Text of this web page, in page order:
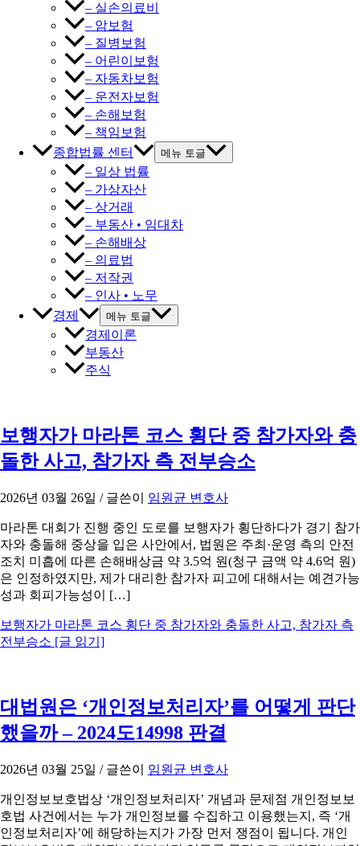
– 실손의료비
– 암보험
– 질병보험
– 어린이보험
– 자동차보험
– 운전자보험
– 손해보험
– 책임보험
종합법률 센터
메뉴 토글
– 일상 법률
– 가상자산
– 상거래
– 부동산 • 임대차
– 손해배상
– 의료법
– 저작권
– 인사 • 노무
경제
메뉴 토글
경제이론
부동산
주식
보행자가 마라톤 코스 횡단 중 참가자와 충
돌한 사고, 참가자 측 전부승소
2026년 03월 26일 / 글쓴이 임원균 변호사
마라톤 대회가 진행 중인 도로를 보행자가 횡단하다가 경기 참가
자와 충돌해 중상을 입은 사안에서, 법원은 주최·운영 측의 안전
조치 미흡에 따른 손해배상금 약 3.5억 원(청구 금액 약 4.6억 원)
은 인정하였지만, 제가 대리한 참가자 피고에 대해서는 예견가능
성과 회피가능성이 […]
보행자가 마라톤 코스 횡단 중 참가자와 충돌한 사고, 참가자 측
전부승소 [글 읽기]
대법원은 ‘개인정보처리자’를 어떻게 판단
했을까 – 2024도14998 판결
2026년 03월 25일 / 글쓴이 임원균 변호사
개인정보보호법상 ‘개인정보처리자’ 개념과 문제점 개인정보보
호법 사건에서는 누가 개인정보를 수집하고 이용했는지, 즉 ‘개
인정보처리자’에 해당하는지가 가장 먼저 쟁점이 됩니다. 개인